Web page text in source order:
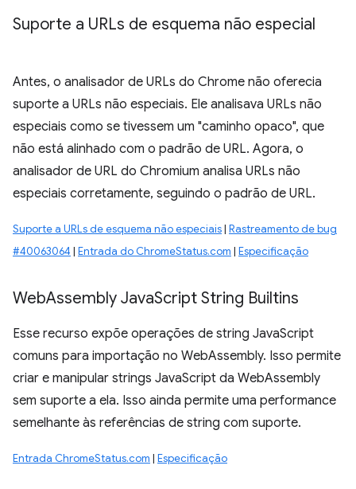
Suporte a URLs de esquema não especial
Antes, o analisador de URLs do Chrome não oferecia
suporte a URLs não especiais. Ele analisava URLs não
especiais como se tivessem um "caminho opaco", que
não está alinhado com o padrão de URL. Agora, o
analisador de URL do Chromium analisa URLs não
especiais corretamente, seguindo o padrão de URL.
Suporte a URLs de esquema não especiais| Rastreamento de bug
#40063064 | Entrada do ChromeStatus.com | Especificação
WebAssembly JavaScript String Builtins
Esse recurso expõe operações de string JavaScript
comuns para importação no WebAssembly. Isso permite
criar e manipular strings JavaScript da WebAssembly
sem suporte a ela. Isso ainda permite uma performance
semelhante às referências de string com suporte.
Entrada ChromeStatus.com | Especificação